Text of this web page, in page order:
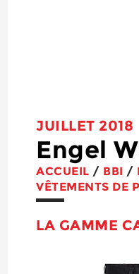
JUILLET 2018
Engel
ACCUEIL / BBI /
VÊTEMENTS DE
LA GAMME